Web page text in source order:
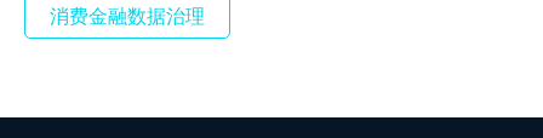
消费金融数据治理